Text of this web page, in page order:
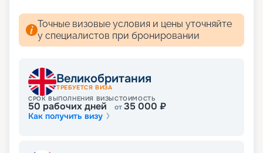
маршруты круизов на 2026 - 2027 г.,
характеристики и схему теплохода, планы палуб,
описание кают, фото интерьеров, цены на
увлекательное путешествие!
Точные визовые условия и цены уточняйте
у специалистов при бронировании
Великобритания
ТРЕБУЕТСЯ ВИЗА
СРОК ВЫПОЛНЕНИЯ ВИЗЫ
50 рабочих дней
СТОИМОСТЬ
от35 000 ₽
Как получить визу